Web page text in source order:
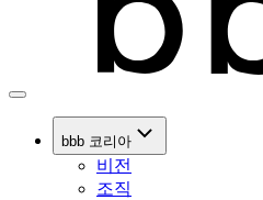
bbb 코리아
비전
조직